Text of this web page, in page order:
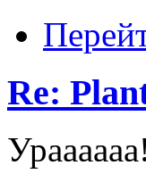
Re: